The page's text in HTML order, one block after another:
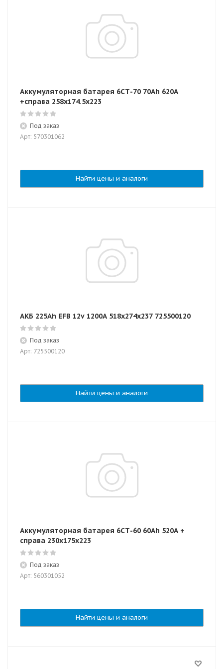
Аккумуляторная батарея 6СТ-70 70Ah 620A
+справа 258x174.5x223
Под заказ
Арт: 570301062
Найти цены и аналоги
АКБ 225Ah EFB 12v 1200А 518х274х237 725500120
Под заказ
Арт: 725500120
Найти цены и аналоги
Аккумуляторная батарея 6СТ-60 60Ah 520A +
справа 230x175x223
Под заказ
Арт: 560301052
Найти цены и аналоги